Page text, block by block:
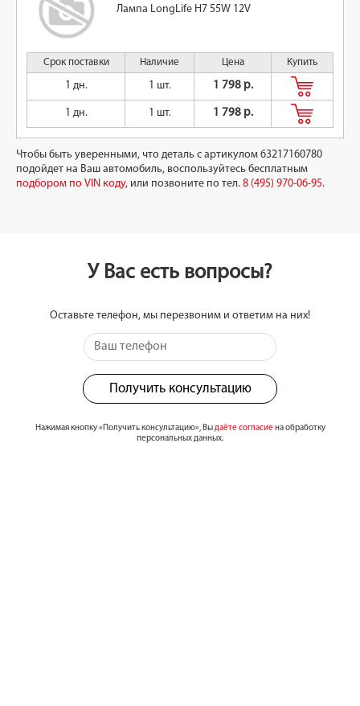
Лампа LongLife H7 55W 12V
Срок поставки Наличие Цена Купить
1 дн. 1 шт. 1 798 р.
1 дн. 1 шт. 1 798 р.
Чтобы быть уверенными, что деталь с артикулом 63217160780
подойдет на Ваш автомобиль, воспользуйтесь бесплатным
подбором по VIN коду, или позвоните по тел. 8 (495) 970-06-95.
У Вас есть вопросы?
Оставьте телефон, мы перезвоним и ответим на них!
Получить консультацию
Нажимая кнопку «Получить консультацию», Выдаёте согласие на обработку
персональных данных.